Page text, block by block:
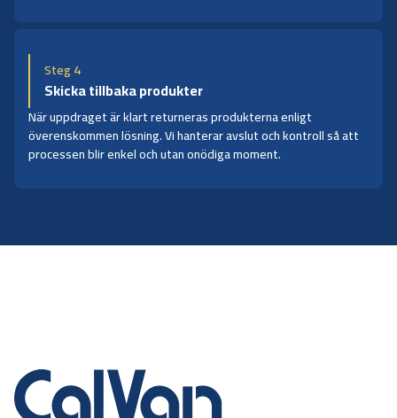
Steg 4
Skicka tillbaka produkter
När uppdraget är klart returneras produkterna enligt
överenskommen lösning. Vi hanterar avslut och kontroll så att
processen blir enkel och utan onödiga moment.